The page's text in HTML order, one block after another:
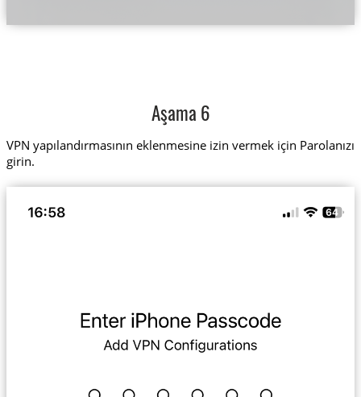
Aşama 6
VPN yapılandırmasının eklenmesine izin vermek için Parolanızı
girin.